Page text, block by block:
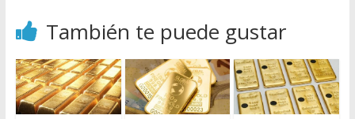
También te puede gustar